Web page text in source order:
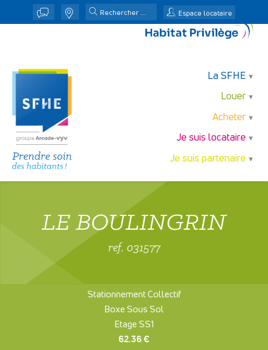
j n Espace locataire
La SFHE
Louer
Acheter
Je suis locataire
Je suis partenaire
LE BOULINGRIN
ref. 031577
Stationnement Collectif
Boxe Sous Sol
Etage SS1
62.36 €